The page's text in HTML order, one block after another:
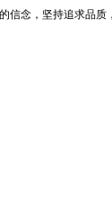
信念，坚持追求品质